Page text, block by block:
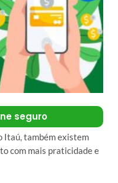
seguro
Itaú, também existem
com mais praticidade e